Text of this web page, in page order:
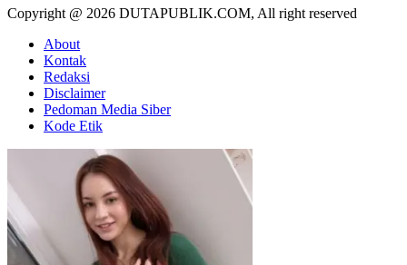
Copyright @ 2026 DUTAPUBLIK.COM, All right reserved
About
Kontak
Redaksi
Disclaimer
Pedoman Media Siber
Kode Etik